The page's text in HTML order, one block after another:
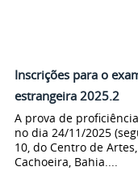
Inscrições para o
estrangeira 2025.2
A prova de
no dia 24/11/2025
10, do Centro de
Cachoeira, Bahia....